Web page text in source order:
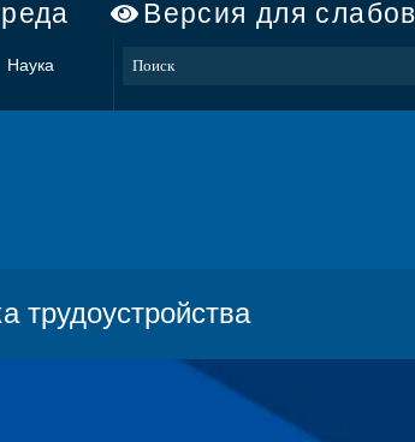
Версия для
Наука
трудоустройства